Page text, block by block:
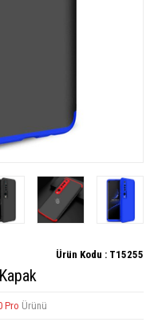
Ürün Kodu : T15255
Pro Ürünü